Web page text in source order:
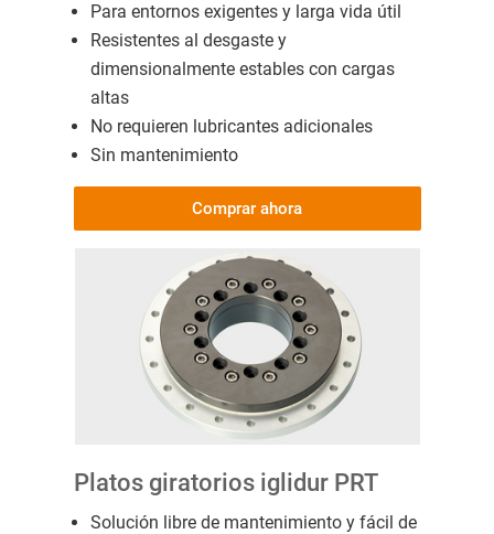
Para entornos exigentes y larga vida útil
Resistentes al desgaste y
dimensionalmente estables con cargas
altas
No requieren lubricantes adicionales
Sin mantenimiento
Comprar ahora
Platos giratorios iglidur PRT
Solución libre de mantenimiento y fácil de